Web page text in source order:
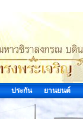
ประกัน ยานยนต์